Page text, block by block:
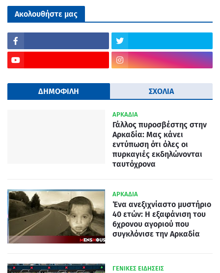
Ακολουθήστε μας
ΔΗΜΟΦΙΛΗ ΣΧΟΛΙΑ
ΑΡΚΑΔΙΑ
Γάλλος πυροσβέστης στην
Αρκαδία: Μας κάνει
εντύπωση ότι όλες οι
πυρκαγιές εκδηλώνονται
ταυτόχρονα
ΑΡΚΑΔΙΑ
Ένα ανεξιχνίαστο μυστήριο
40 ετών: Η εξαφάνιση του
6χρονου αγοριού που
συγκλόνισε την Αρκαδία
ΓΕΝΙΚΕΣ ΕΙΔΗΣΕΙΣ